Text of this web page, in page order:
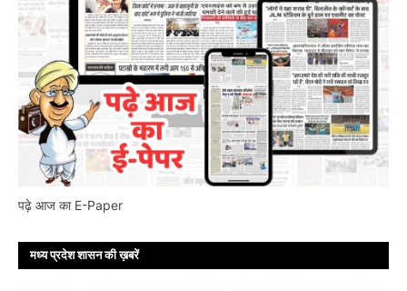
पढ़े आज का E-Paper
मध्य प्रदेश शासन की ख़बरें